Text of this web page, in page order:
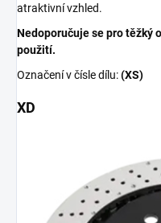
atraktivní vzhled.
Nedoporučuje se pro těžký
použití.
Označení v čísle dílu:(XS)
XD